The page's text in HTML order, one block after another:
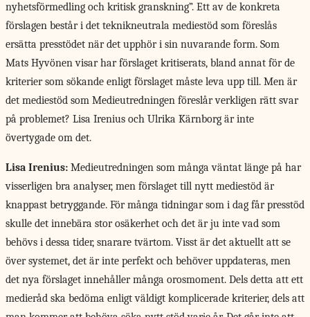
nyhetsförmedling och kritisk granskning”. Ett av de konkreta
förslagen består i det teknikneutrala mediestöd som föreslås
ersätta presstödet när det upphör i sin nuvarande form. Som
Mats Hyvönen visar har förslaget kritiserats, bland annat för de
kriterier som sökande enligt förslaget måste leva upp till. Men är
det mediestöd som Medieutredningen föreslår verkligen rätt svar
på problemet? Lisa Irenius och Ulrika Kärnborg är inte
övertygade om det.
Lisa Irenius: Medieutredningen som många väntat länge på har
visserligen bra analyser, men förslaget till nytt mediestöd är
knappast betryggande. För många tidningar som i dag får presstöd
skulle det innebära stor osäkerhet och det är ju inte vad som
behövs i dessa tider, snarare tvärtom. Visst är det aktuellt att se
över systemet, det är inte perfekt och behöver uppdateras, men
det nya förslaget innehåller många orosmoment. Dels detta att ett
medieråd ska bedöma enligt väldigt komplicerade kriterier, dels att